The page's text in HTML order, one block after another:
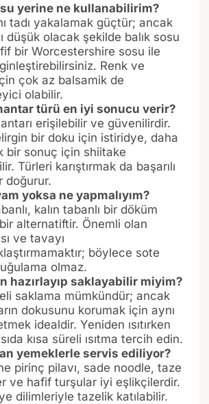
yerine ne kullanabilirim?
tadı yakalamak güçtür; ancak
düşük olacak şekilde balık sosu
bir Worcestershire sosu ile
Renk ve
çok az balsamik de
olabilir.
türü en iyi sonucu verir?
erişilebilir ve güvenilirdir.
bir doku için istiridye, daha
bir sonuç için shiitake
Türleri karıştırmak da başarılı
doğurur.
yoksa ne yapmalıyım?
kalın tabanlı bir döküm
alternatiftir. Önemli olan
ve tavayı
böylece sote
olmaz.
hazırlayıp saklayabilir miyim?
saklama mümkündür; ancak
dokusunu korumak için aynı
idealdir. Yeniden ısıtırken
kısa süreli ısıtma tercih edin.
yemeklerle servis ediliyor?
pirinç pilavı, sade noodle, taze
ve hafif turşular iyi eşlikçilerdir.
dilimleriyle tazelik katılabilir.